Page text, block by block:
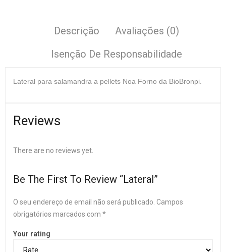
Descrição
Avaliações (0)
Isenção De Responsabilidade
Lateral para salamandra a pellets Noa Forno da BioBronpi.
Reviews
There are no reviews yet.
Be The First To Review “Lateral”
O seu endereço de email não será publicado. Campos
obrigatórios marcados com *
Your rating